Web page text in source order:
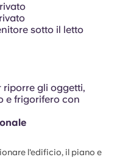
sotto il letto
gli oggetti,
e frigorifero con
l'edificio, il piano e